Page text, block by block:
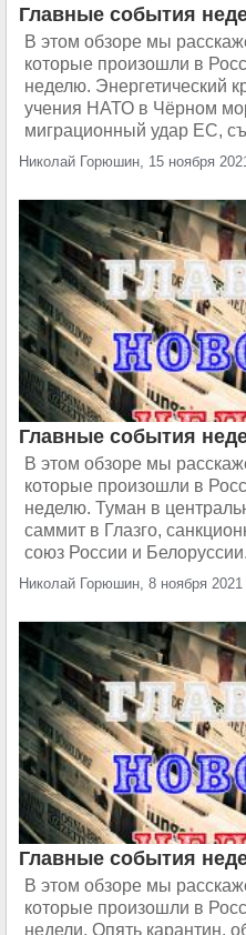
Главные события
В этом обзоре мы
которые произошли в
неделю. Энергетический
учения НАТО в Чёрном
миграционный удар ЕС,
Николай Горюшин, 15 ноября
Главные события
В этом обзоре мы
которые произошли в
неделю. Туман в
саммит в Глазго,
союз России и
Николай Горюшин, 8 ноября 2021
Главные события
В этом обзоре мы
которые произошли в
недели. Опять карантин,